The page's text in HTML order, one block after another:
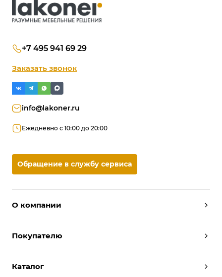
О компании
Условия работы
Отзывы
Покупателю
Вызвать дизайнера
Каталог
+7 495 941 69 29
Заказать звонок
info@lakoner.ru
Ежедневно с 10:00 до 20:00
Обращение в службу сервиса